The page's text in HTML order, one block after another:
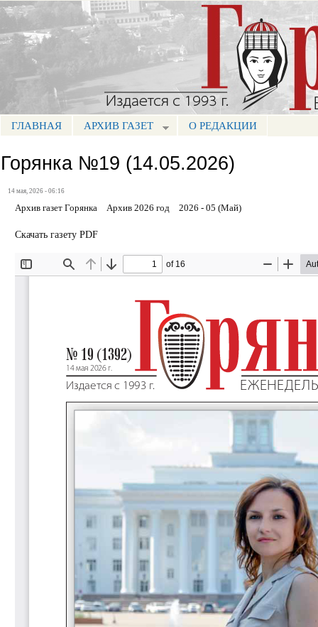
Портал СМИ КБР
МЕНЮ ГОРЯНКА
ГЛАВНАЯ АРХИВ ГАЗЕТ О РЕДАКЦИИ
Горянка №19 (14.05.2026)
14 мая, 2026 - 06:16
Архив газет Горянка Архив 2026 год 2026 - 05 (Май)
Скачать газету PDF